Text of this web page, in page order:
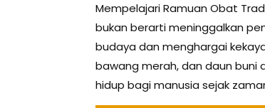
Mempelajari Ramuan Obat
bukan berarti meninggalkan
budaya dan menghargai
bawang merah, dan daun
hidup bagi manusia sejak